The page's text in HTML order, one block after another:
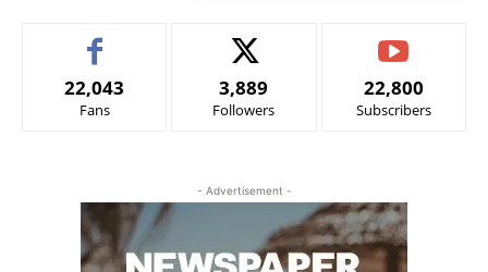
22,043
Fans
3,889
Followers
22,800
Subscribers
- Advertisement -